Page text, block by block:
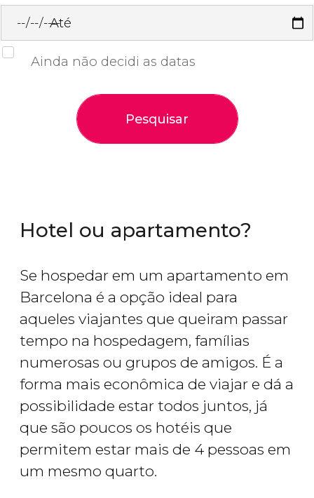
Até
Ainda não decidi as datas
Pesquisar
Hotel ou apartamento?
Se hospedar em um apartamento em
Barcelona é a opção ideal para
aqueles viajantes que queiram passar
tempo na hospedagem, famílias
numerosas ou grupos de amigos. É a
forma mais econômica de viajar e dá a
possibilidade estar todos juntos, já
que são poucos os hotéis que
permitem estar mais de 4 pessoas em
um mesmo quarto.